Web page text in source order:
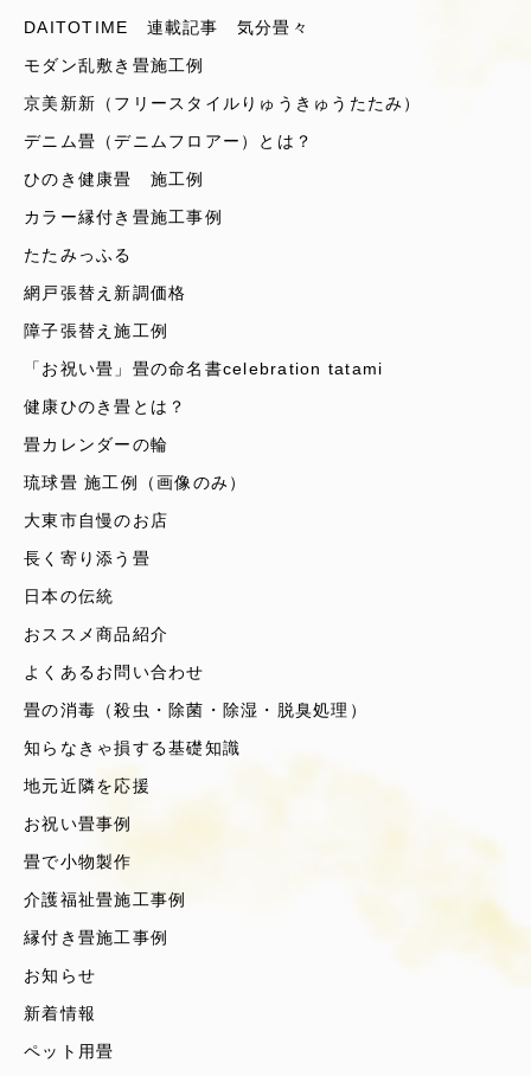
DAITOTIME 連載記事 気分畳々
モダン乱敷き畳施工例
京美新新（フリースタイルりゅうきゅうたたみ）
デニム畳（デニムフロアー）とは？
ひのき健康畳 施工例
カラー縁付き畳施工事例
たたみっふる
網戸張替え新調価格
障子張替え施工例
「お祝い畳」畳の命名書celebration tatami
健康ひのき畳とは？
畳カレンダーの輪
琉球畳 施工例（画像のみ）
大東市自慢のお店
長く寄り添う畳
日本の伝統
おススメ商品紹介
よくあるお問い合わせ
畳の消毒（殺虫・除菌・除湿・脱臭処理）
知らなきゃ損する基礎知識
地元近隣を応援
お祝い畳事例
畳で小物製作
介護福祉畳施工事例
縁付き畳施工事例
お知らせ
新着情報
ペット用畳